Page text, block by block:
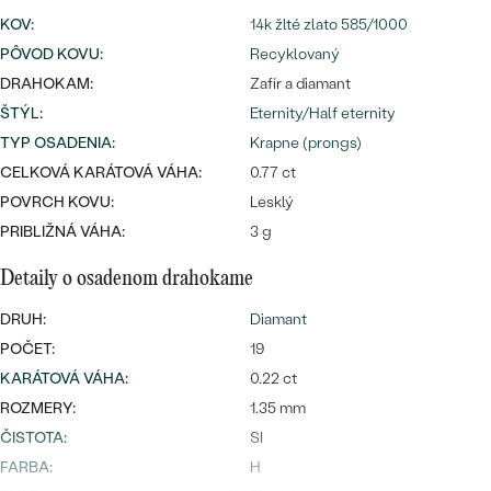
Wave kolekcia
OBJAVIŤ
PODĽA TVARU DRAHOKAMU
NA MIERU
DIAMANTY
náušnice
PREZRIEŤ
Personalizované
prívesky
OBJAVIŤ
Najpredávanejšie
prstene
PREZRIEŤ
KOV:
14k žlté zlato 585/1000
PÔVOD KOVU:
Recyklovaný
DRAHOKAM:
Zafír a diamant
ŠTÝL:
Eternity/Half eternity
TYP OSADENIA:
Krapne (prongs)
CELKOVÁ KARÁTOVÁ VÁHA:
0.77 ct
POVRCH KOVU:
Lesklý
PRIBLIŽNÁ VÁHA:
3 g
Detaily o osadenom drahokame
DRUH:
Diamant
POČET:
19
KARÁTOVÁ VÁHA:
0.22 ct
ROZMERY:
1.35 mm
ČISTOTA:
SI
FARBA:
H